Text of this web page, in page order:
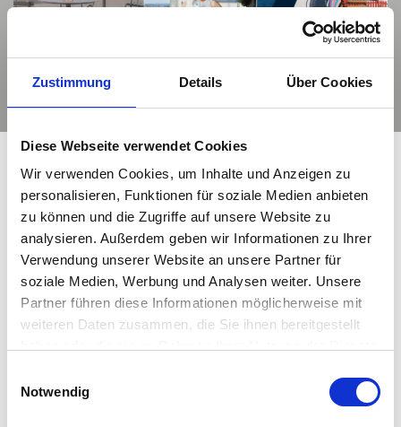
Zustimmung Details Über Cookies
Diese Webseite verwendet Cookies
Wir verwenden Cookies, um Inhalte und Anzeigen zu
personalisieren, Funktionen für soziale Medien anbieten
zu können und die Zugriffe auf unsere Website zu
analysieren. Außerdem geben wir Informationen zu Ihrer
Verwendung unserer Website an unsere Partner für
soziale Medien, Werbung und Analysen weiter. Unsere
Partner führen diese Informationen möglicherweise mit
weiteren Daten zusammen, die Sie ihnen bereitgestellt
Datenschutzerklärung
Notwendig
@raum_blick – Finden Sie auch
Inspiration auf unserem Instagram-
Kanal
☀️ 𝐇𝐚𝐥𝐥𝐨 𝐀𝐮𝐠𝐮𝐬𝐭 – 𝐒𝐨𝐦𝐦𝐞𝐫
Der August ist da – mit
🌿 𝐍𝐞𝐮 𝐢𝐦 𝐌𝐚𝐠𝐚𝐳𝐢𝐧: 𝐎𝐮𝐭𝐝𝐨𝐨𝐫
𝐋𝐢𝐯𝐢𝐧𝐠 – 𝐃𝐞𝐬𝐢𝐠𝐧-𝐈𝐝𝐞𝐞𝐧 𝐟ü𝐫
𝐁𝐚𝐥𝐤𝐨𝐧, 𝐓𝐞𝐫𝐫𝐚𝐬𝐬𝐞 & 𝐆𝐚𝐫𝐭𝐞𝐧 🌿